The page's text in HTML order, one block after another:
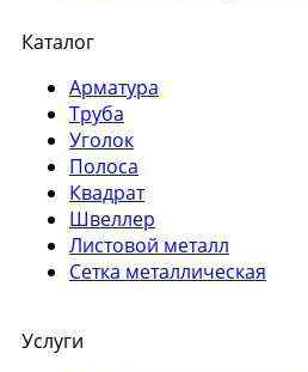
Каталог
Арматура
Труба
Уголок
Полоса
Квадрат
Швеллер
Листовой металл
Сетка металлическая
Услуги